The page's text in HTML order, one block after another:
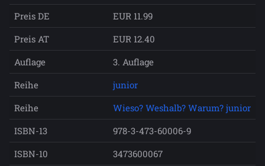
Preis DE
EUR 11.99
Preis AT
EUR 12.40
Auflage
3. Auflage
Reihe
junior
Reihe
Wieso? Weshalb? Warum? junior
ISBN-13
978-3-473-60006-9
ISBN-10
3473600067